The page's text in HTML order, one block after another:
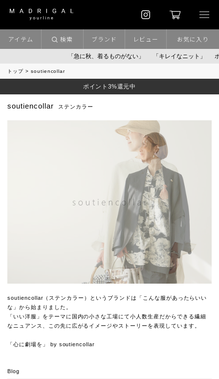
「急に秋、着るものがない」 「キレイなニット」 ポイント9
アイテム 検索 ブランド レビュー お気に入り
トップ soutiencollar
ポイント3%還元中
soutiencollar ステンカラー
soutiencollar（ステンカラー）というブランドは「こんな服があったらいい
な」から始まりました。
「いい洋服」をテーマに国内の小さな工場にて小人数生産だからできる繊細
なニュアンス、この先に広がるイメージやストーリーを表現しています。
「心に劇場を」 by soutiencollar
Blog